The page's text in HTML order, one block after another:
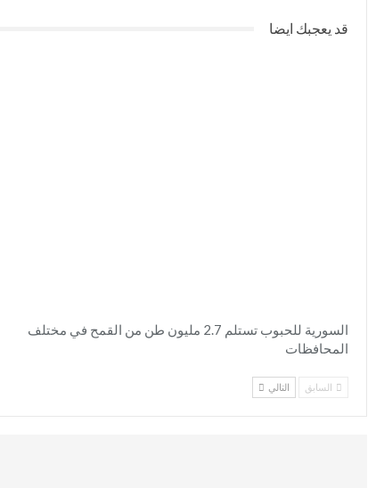
قد يعجبك ايضا
السورية للحبوب تستلم 2.7 مليون طن من القمح في مختلف
المحافظات
السابق التالي